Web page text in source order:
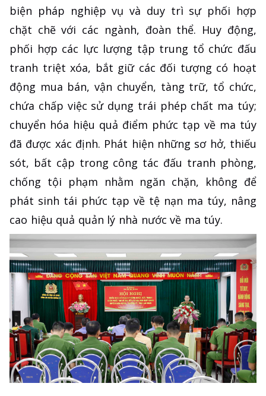
biện pháp nghiệp vụ và duy trì sự phối hợp
chặt chẽ với các ngành, đoàn thể. Huy động,
phối hợp các lực lượng tập trung tổ chức đấu
tranh triệt xóa, bắt giữ các đối tượng có hoạt
động mua bán, vận chuyển, tàng trữ, tổ chức,
chứa chấp việc sử dụng trái phép chất ma túy;
chuyển hóa hiệu quả điểm phức tạp về ma túy
đã được xác định. Phát hiện những sơ hở, thiếu
sót, bất cập trong công tác đấu tranh phòng,
chống tội phạm nhằm ngăn chặn, không để
phát sinh tái phức tạp về tệ nạn ma túy, nâng
cao hiệu quả quản lý nhà nước về ma túy.